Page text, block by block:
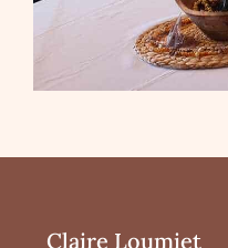
Claire Loumiet